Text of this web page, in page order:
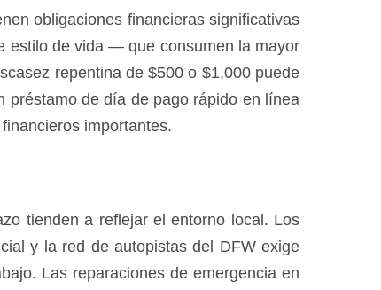
obligaciones financieras significativas
estilo de vida — que consumen la mayor
repentina de $500 o $1,000 puede
préstamo de día de pago rápido en línea
importantes.
tienden a reflejar el entorno local. Los
y la red de autopistas del DFW exige
Las reparaciones de emergencia en